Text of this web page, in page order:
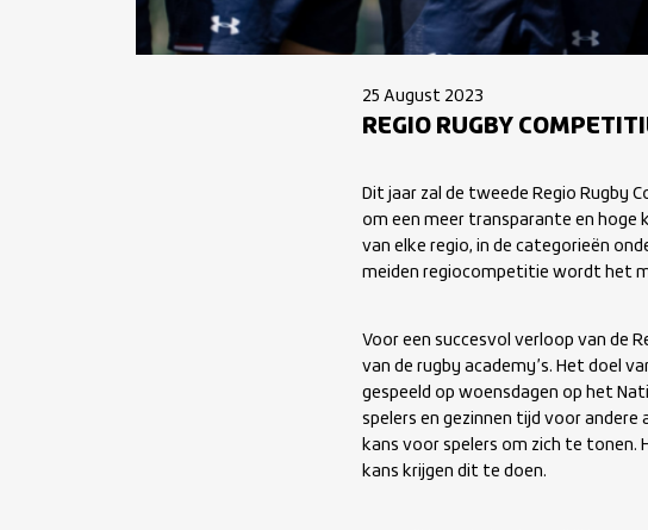
25 August 2023
REGIO RUGBY
Dit jaar zal de tweede Regio Rugby
om een meer transparante en
van elke regio, in de categorieën
meiden regiocompetitie wordt het
Voor een succesvol verloop van de
van de rugby academy’s. Het doel
gespeeld op woensdagen op het
spelers en gezinnen tijd voor
kans voor spelers om zich te
kans krijgen dit te doen.